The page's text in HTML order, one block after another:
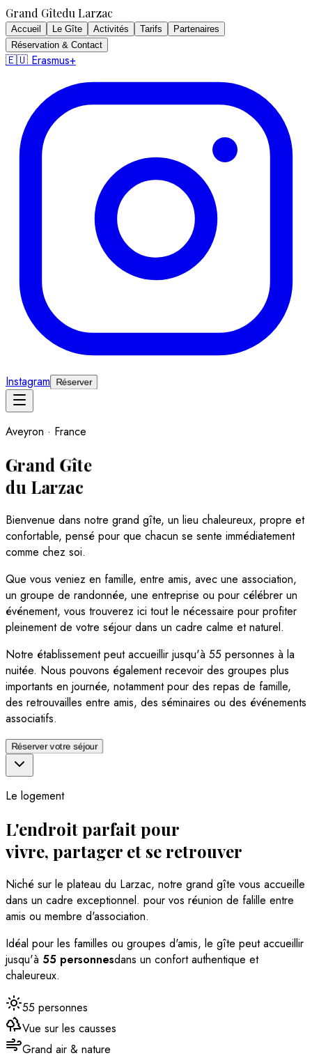
Grand Gîtedu Larzac
Accueil Le Gîte Activités Tarifs
Partenaires
Réservation & Contact
🇪🇺 Erasmus+
Instagram Réserver
Aveyron · France
Gîte
Larzac
Bienvenue dans notre grand gîte, un lieu chaleureux, propre et
confortable, pensé pour que chacun se sente immédiatement
comme chez soi.
Que vous veniez en famille, entre amis, avec une association,
un groupe de randonnée, une entreprise ou pour célébrer un
événement, vous trouverez ici tout le nécessaire pour profiter
pleinement de votre séjour dans un cadre calme et naturel.
Notre établissement peut accueillir jusqu'à 55 personnes à la
nuitée. Nous pouvons également recevoir des groupes plus
importants en journée, notamment pour des repas de famille,
des retrouvailles entre amis, des séminaires ou des événements
associatifs.
Réserver votre séjour
Le logement
L'endroit parfait pour
vivre, partager et seretrouver
Niché sur le plateau du Larzac, notre grand gîte vous accueille
dans un cadre exceptionnel. pour vos réunion de falille entre
amis ou membre d'association.
Idéal pour les familles ou groupes d'amis, le gîte peut accueillir
jusqu'à 55 personnesdans un confort authentique et
chaleureux.
55 personnes
Vue sur les causses
Grand air & nature